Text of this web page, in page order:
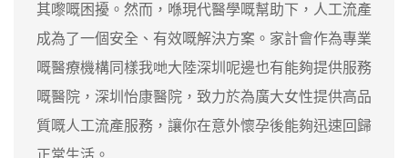
其嚟嘅困擾。然而，喺現代醫學嘅幫助下，人工流產
成為了一個安全、有效嘅解決方案。家計會作為專業
嘅醫療機構同樣我哋大陸深圳呢邊也有能夠提供服務
嘅醫院，深圳怡康醫院，致力於為廣大女性提供高品
質嘅人工流產服務，讓你在意外懷孕後能夠迅速回歸
正常生活。